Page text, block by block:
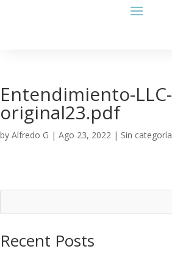
Entendimiento-LLC-
original23.pdf
by Alfredo G | Ago 23, 2022 | Sin categoría
Recent Posts